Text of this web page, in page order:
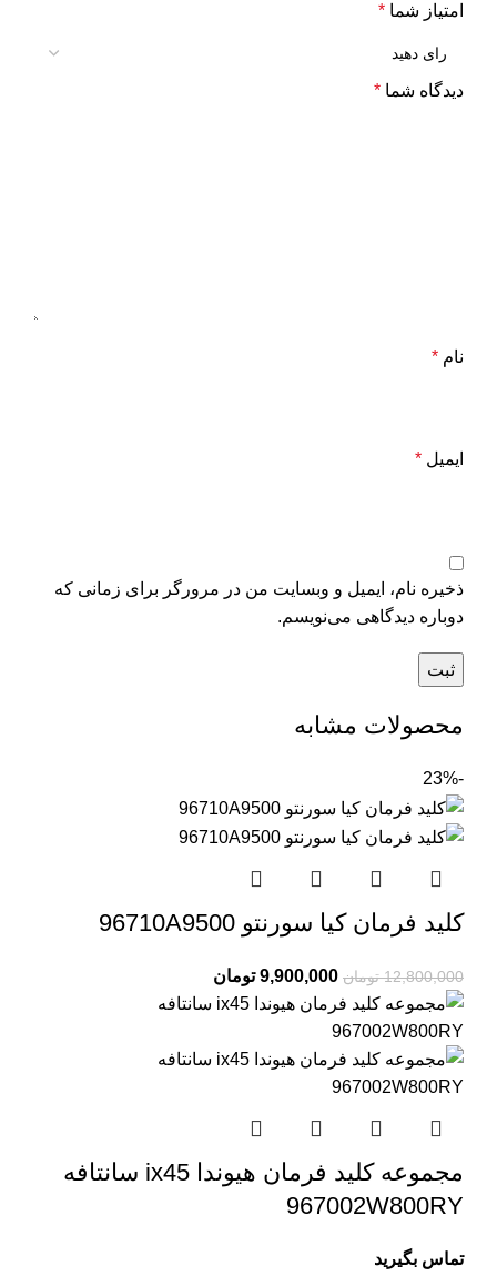
امتیاز شما *
دیدگاه شما *
نام *
ایمیل *
ذخیره نام، ایمیل و وبسایت من در مرورگر برای زمانی که
دوباره دیدگاهی می‌نویسم.
محصولات مشابه
-23%
کلید فرمان کیا سورنتو 96710A9500
12,800,000 تومان 9,900,000 تومان
مجموعه کلید فرمان هیوندا ix45 سانتافه
967002W800RY
تماس بگیرید